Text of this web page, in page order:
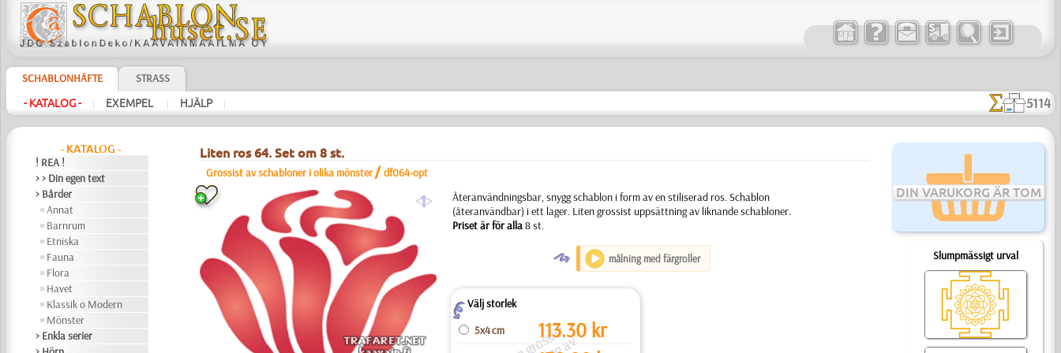
SCHABLONHÄFTE STRASS
- KATALOG - | EXEMPEL | HJÄLP | 5114
- KATALOG -
! REA !
> > Din egen text
> Bårder
Annat
Barnrum
Etniska
Fauna
Flora
Havet
Klassik o Modern
Mönster
> Enkla serier
DIN VARUKORG ÄR TOM
Slumpmässigt urval
Liten ros 64. Set om 8 st.
Grossist av schabloner i olika mönster /df064-opt
a
Återanvändningsbar, snygg schablon i form av en stiliserad ros. Schablon
(återanvändbar) i ett lager. Liten grossist uppsättning av liknande schabloner.
Priset är för alla8 st.
O målning med färgroller
ZVälj storlek
5x4 cm 113.30kr